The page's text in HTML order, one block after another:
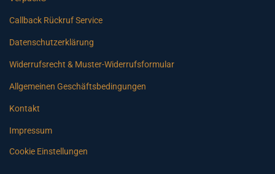
Callback Rückruf Service
Datenschutzerklärung
Widerrufsrecht & Muster-Widerrufsformular
Allgemeinen Geschäftsbedingungen
Kontakt
Impressum
Cookie Einstellungen